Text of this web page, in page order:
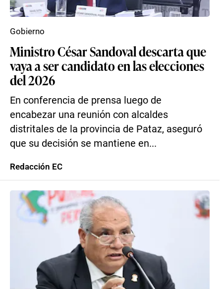
Ministro César Sandoval descarta que
vaya a ser candidato en las elecciones
del 2026
En conferencia de prensa luego de
encabezar una reunión con alcaldes
distritales de la provincia de Pataz, aseguró
que su decisión se mantiene en...
Gobierno
Redacción EC